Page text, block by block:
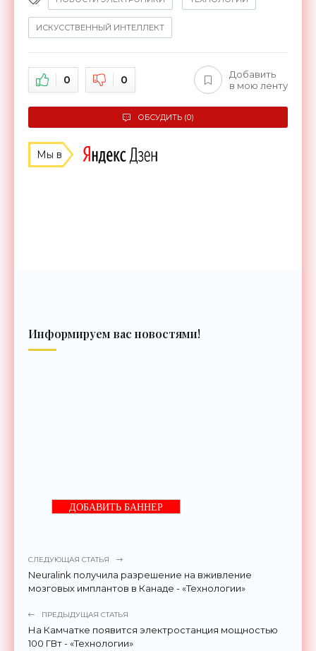
ИСКУССТВЕННЫЙ ИНТЕЛЛЕКТ
0 0
Добавить
в мою ленту
ОБСУДИТЬ (0)
Мы в
Информируем вас новостями!
ДОБАВИТЬ БАННЕР
СЛЕДУЮЩАЯ СТАТЬЯ
Neuralink получила разрешение на вживление
мозговых имплантов в Канаде - «Технологии»
ПРЕДЫДУЩАЯ СТАТЬЯ
На Камчатке появится электростанция мощностью
100 ГВт - «Технологии»